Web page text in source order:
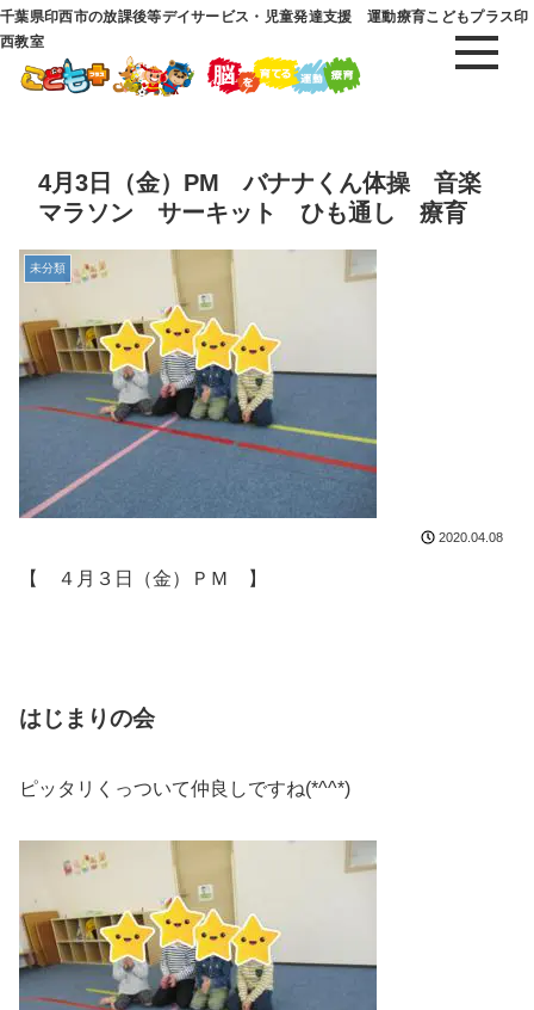
千葉県印西市の放課後等デイサービス・児童発達支援 運動療育こどもプラス印
西教室
4月3日（金）PM バナナくん体操 音楽
マラソン サーキット ひも通し 療育
未分類
2020.04.08
【 ４月３日（金）ＰＭ 】
はじまりの会
ピッタリくっついて仲良しですね(*^^*)